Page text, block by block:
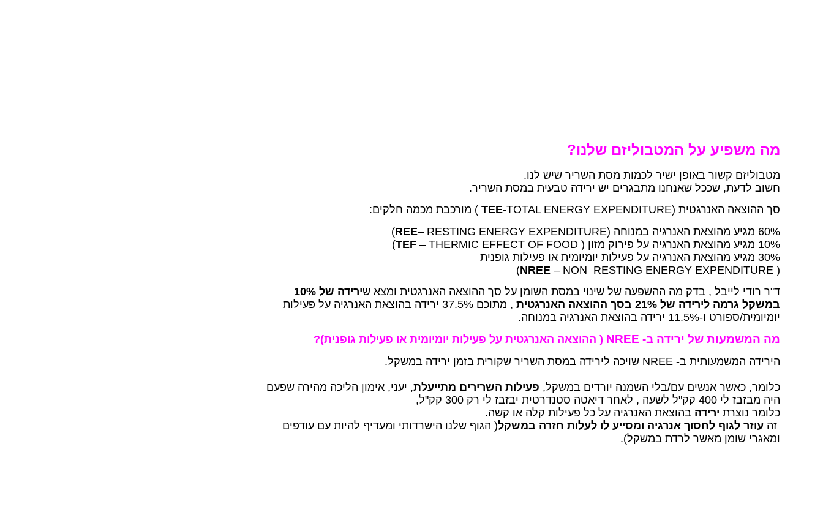
מה משפיע על המטבוליזם שלנו?
מטבוליזם קשור באופן ישיר לכמות מסת השריר שיש לנו.
חשוב לדעת, שככל שאנחנו מתבגרים יש ירידה טבעית במסת השריר.
סך ההוצאה האנרגטית (
TEE-TOTAL ENERGY EXPENDITURE ) מורכבת מכמה חלקים:
60% מגיע מהוצאת האנרגיה במנוחה (
REE– RESTING ENERGY EXPENDITURE)
10% מגיע מהוצאת האנרגיה על פירוק מזון (
TEF – THERMIC EFFECT OF FOOD)
30% מגיע מהוצאת האנרגיה על פעילות יומיומית או פעילות גופנית
(
NREE – NON RESTING ENERGY EXPENDITURE)
ד"ר רודי לייבל , בדק מה ההשפעה של שינוי במסת השומן על סך ההוצאה האנרגטית ומצא ש
ירידה של 10%
במשקל גרמה לירידה של 21% בסך ההוצאה האנרגטית
, מתוכם 37.5% ירידה בהוצאת האנרגיה על פעילות
יומיומית/ספורט ו-11.5% ירידה בהוצאת האנרגיה במנוחה.
מה המשמעות של ירידה ב- NREE
( ההוצאה האנרגטית על פעילות יומיומית או פעילות גופנית)?
הירידה המשמעותית ב- NREE שויכה לירידה במסת השריר שקורית בזמן ירידה במשקל.
כלומר, כאשר אנשים עם/בלי השמנה יורדים במשקל, פעילות השרירים מתייעלת, יעני, אימון הליכה מהירה שפעם
היה מבזבז לי 400 קק"ל לשעה , לאחר דיאטה סטנדרטית יבזבז לי רק 300 קק"ל,
כלומר נוצרת ירידה בהוצאת האנרגיה על כל פעילות קלה או קשה.
זה עוזר לגוף לחסוך אנרגיה ומסייע לו לעלות חזרה במשקל( הגוף שלנו הישרדותי ומעדיף להיות עם עודפים
ומאגרי שומן מאשר לרדת במשקל).